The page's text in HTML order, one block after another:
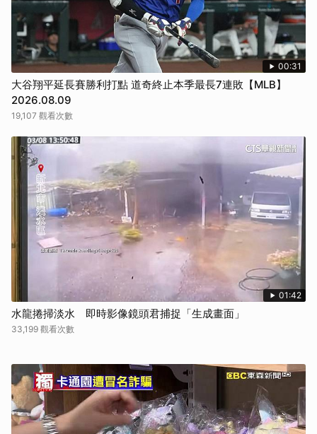
00:31
大谷翔平延長賽勝利打點 道奇終止本季最長7連敗【MLB】
2026.08.09
19,107 觀看次數
01:42
水龍捲掃淡水 即時影像鏡頭君捕捉「生成畫面」
33,199 觀看次數